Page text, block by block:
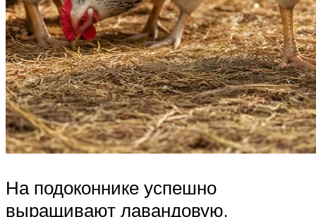
На подоконнике успешно
выращивают лавандовую,